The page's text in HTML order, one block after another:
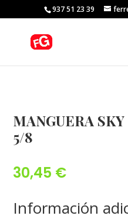
937 51 23 39
MANGUERA
5/8
30,45 €
Información